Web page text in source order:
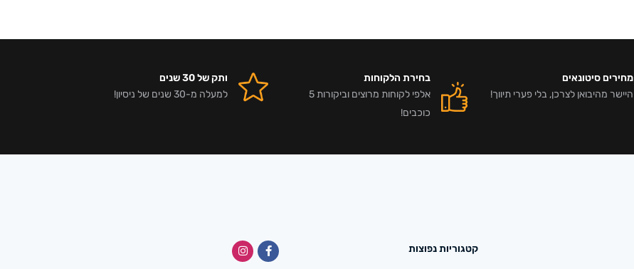
מחירים סיטונאים
היישר מהיבואן לצרכן, בלי פערי תיווך!
בחירת הלקוחות
אלפי לקוחות מרוצים וביקורות 5
כוכבים!
ותק של 30 שנים
למעלה מ-30 שנים של ניסיון!
קטגוריות נפוצות